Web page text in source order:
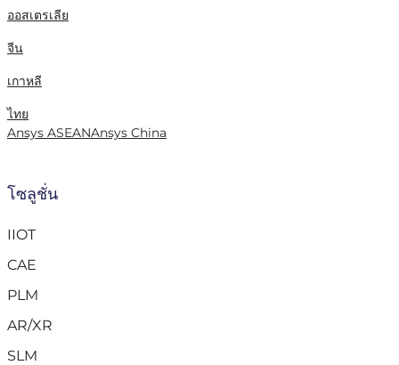
ออสเตรเลีย
จีน
เกาหลี
ไทย
Ansys ASEANAnsys China
โซลูชั่น
IIOT
CAE
PLM
AR/XR
SLM